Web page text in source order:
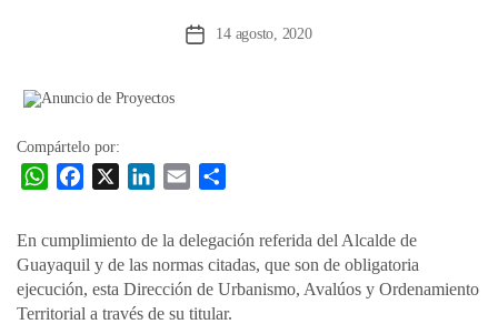
Fecha14 agosto, 2020
Compártelo por:
W
s
A
e
o
e
d
l
a
r
​​​​​​En cumplimiento de la delegación referida del Alcalde de
Guayaquil y de las normas citadas, que son de obligatoria
ejecución, esta Dirección de Urbanismo, Avalúos y Ordenamiento
Territorial a través de su titular.